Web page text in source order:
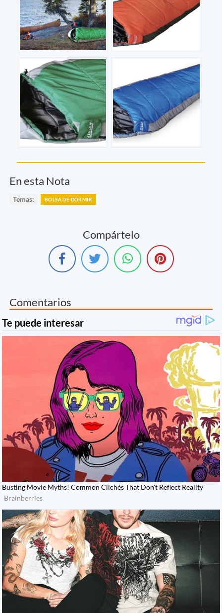
En esta Nota
Temas: BOLSA DE DORMIR
Compártelo
Comentarios